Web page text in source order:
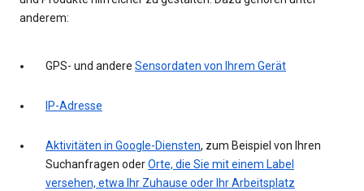
anderem:
GPS- und andere Sensordaten von Ihrem Gerät
IP-Adresse
Aktivitäten in Google-Diensten, zum Beispiel von Ihren
Suchanfragen oderOrte, die Sie mit einem Label
versehen, etwa Ihr Zuhause oder Ihr Arbeitsplatz